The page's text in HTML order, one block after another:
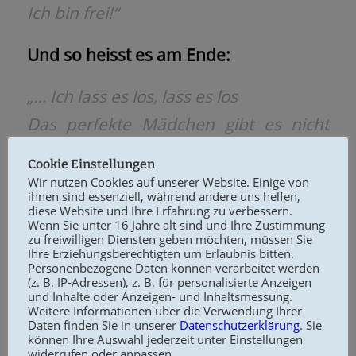
Ich bin frei!“
Und so heisst es am Ende:
„… Ich lass es los, lass es los
Das perfekte Mädchen gibt es nicht
Hier stehe ich im Tageslicht…“
Erst nach der Befreiung durch sich
selbst erlaubt sich Elsa die zu sein, die
sie wirklich ist.
Im Film wird anschaulich beschrieben,
dass dieser Weg der Selbstentdeckung
Cookie Einstellungen
Wir nutzen Cookies auf unserer Website. Einige von
ihnen sind essenziell, während andere uns helfen,
diese Website und Ihre Erfahrung zu verbessern.
Wenn Sie unter 16 Jahre alt sind und Ihre Zustimmung
zu freiwilligen Diensten geben möchten, müssen Sie
Ihre Erziehungsberechtigten um Erlaubnis bitten.
Personenbezogene Daten können verarbeitet werden
(z. B. IP-Adressen), z. B. für personalisierte Anzeigen
und Inhalte oder Anzeigen- und Inhaltsmessung.
Weitere Informationen über die Verwendung Ihrer
Daten finden Sie in unserer Datenschutzerklärung. Sie
können Ihre Auswahl jederzeit unter Einstellungen